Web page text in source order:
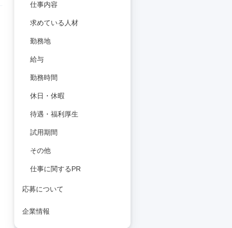
仕事内容
求めている人材
勤務地
給与
勤務時間
休日・休暇
待遇・福利厚生
試用期間
その他
仕事に関するPR
応募について
企業情報